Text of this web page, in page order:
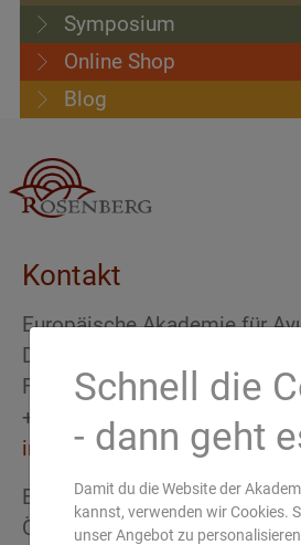
Symposium
Online Shop
Blog
Kontakt
Europäische Akademie für
Deutschland
Forsthausstrasse 6 · 63633
+49 (0) 6054 91 31 - 0
info(at)ayurveda-
Europäische Akademie für
Österreich
Schnell die
- dann geht
Damit du die Website der
kannst, verwenden wir Cookies.
unser Angebot zu